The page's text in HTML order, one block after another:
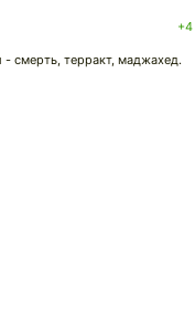
+4
- смерть, терракт, маджахед.